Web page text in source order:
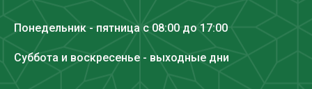
Понедельник - пятница с 08:00 до 17:00
Суббота и воскресенье - выходные дни